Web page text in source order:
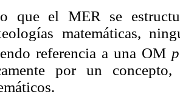
que el MER se
matemáticas,
referencia a una OM
por un